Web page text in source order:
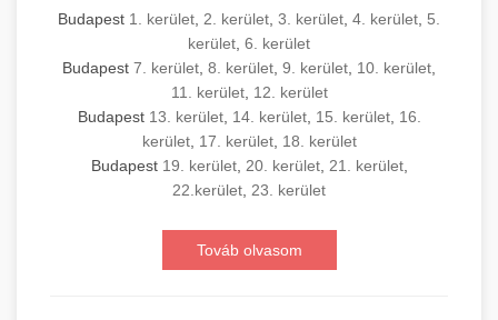
Budapest 1. kerület, 2. kerület, 3. kerület, 4. kerület, 5.
kerület, 6. kerület
Budapest 7. kerület, 8. kerület, 9. kerület, 10. kerület,
11. kerület, 12. kerület
Budapest 13. kerület, 14. kerület, 15. kerület, 16.
kerület, 17. kerület, 18. kerület
Budapest 19. kerület, 20. kerület, 21. kerület,
22.kerület, 23. kerület
Továb olvasom